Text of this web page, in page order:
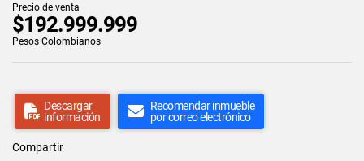
Precio de venta
$192.999.999
Pesos Colombianos
Descargar
información
Recomendar inmueble
por correo electrónico
Compartir